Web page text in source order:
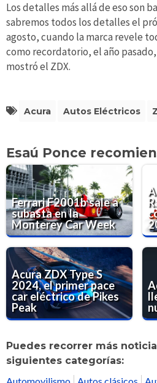
Los detalles más allá de eso son
sabremos todos los detalles el
agosto, cuando la marca revele
como recordatorio, el año
mostró el ZDX.
Acura Autos Eléctricos
Esaú Ponce
Ferrari F2001b sale a
subasta en la
Monterey Car Week
Acura ZDX Type S
2024, el primer pace
car eléctrico de Pikes
Peak
Puedes recorrer más
siguientes categorías: